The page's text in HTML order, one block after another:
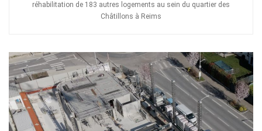
réhabilitation de 183 autres logements au sein du quartier des
Châtillons à Reims